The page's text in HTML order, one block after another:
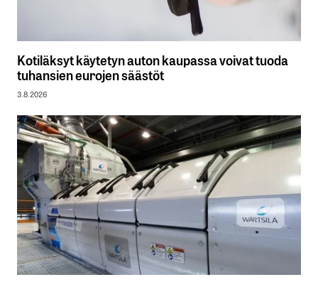
Kotiläksyt käytetyn auton kaupassa voivat tuoda
tuhansien eurojen säästöt
3.8.2026